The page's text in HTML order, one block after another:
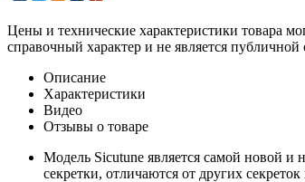
Цены и технические характеристики товара
справочный характер и не является
Описание
Характеристики
Видео
Отзывы о товаре
Модель Sicutune является самой новой
секретки, отличаются от других